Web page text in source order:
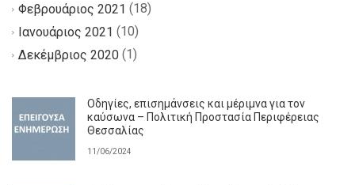
Φεβρουάριος 2021 (18)
Ιανουάριος 2021 (10)
Δεκέμβριος 2020 (1)
Οδηγίες, επισημάνσεις και μέριμνα για τον
καύσωνα – Πολιτική Προστασία Περιφέρειας
Θεσσαλίας
11/06/2024